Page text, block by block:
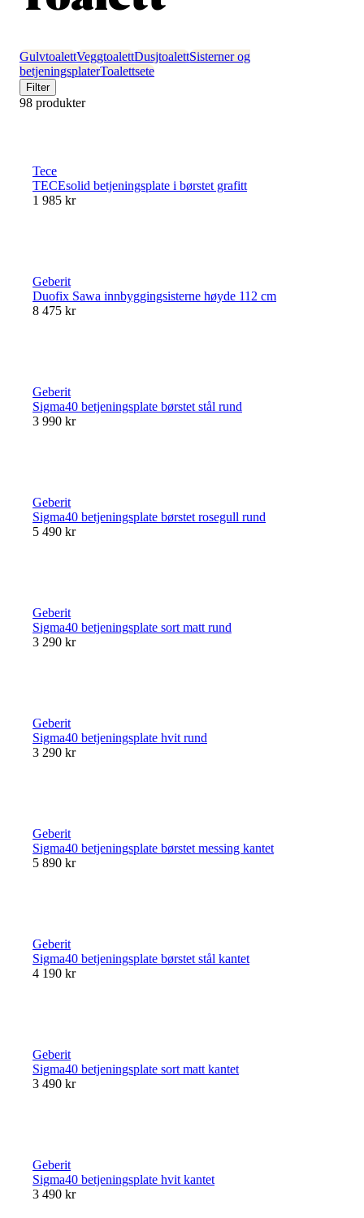
GulvtoalettVeggtoalettDusjtoalettSisterner og
betjeningsplaterToalettsete
Filter
98 produkter
Tece
TECEsolid betjeningsplate i børstet grafitt
1 985 kr
Geberit
Duofix Sawa innbyggingsisterne høyde 112 cm
8 475 kr
Geberit
Sigma40 betjeningsplate børstet stål rund
3 990 kr
Geberit
Sigma40 betjeningsplate børstet rosegull rund
5 490 kr
Geberit
Sigma40 betjeningsplate sort matt rund
3 290 kr
Geberit
Sigma40 betjeningsplate hvit rund
3 290 kr
Geberit
Sigma40 betjeningsplate børstet messing kantet
5 890 kr
Geberit
Sigma40 betjeningsplate børstet stål kantet
4 190 kr
Geberit
Sigma40 betjeningsplate sort matt kantet
3 490 kr
Geberit
Sigma40 betjeningsplate hvit kantet
3 490 kr